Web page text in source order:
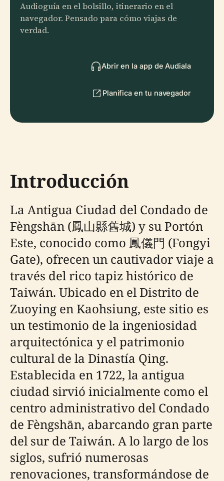
Audioguía en el bolsillo, itinerario en el
navegador. Pensado para cómo viajas de
verdad.
Abrir en la app de Audiala
Planifica en tu navegador
Introducción
La Antigua Ciudad del Condado de
Fèngshān (鳳山縣舊城) y su Portón
Este, conocido como 鳳儀門 (Fongyi
Gate), ofrecen un cautivador viaje a
través del rico tapiz histórico de
Taiwán. Ubicado en el Distrito de
Zuoying en Kaohsiung, este sitio es
un testimonio de la ingeniosidad
arquitectónica y el patrimonio
cultural de la Dinastía Qing.
Establecida en 1722, la antigua
ciudad sirvió inicialmente como el
centro administrativo del Condado
de Fèngshān, abarcando gran parte
del sur de Taiwán. A lo largo de los
siglos, sufrió numerosas
renovaciones, transformándose de